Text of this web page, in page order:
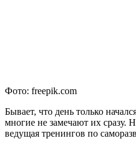
Фото: freepik.com
Бывает, что день только
многие не замечают их сразу.
ведущая тренингов по